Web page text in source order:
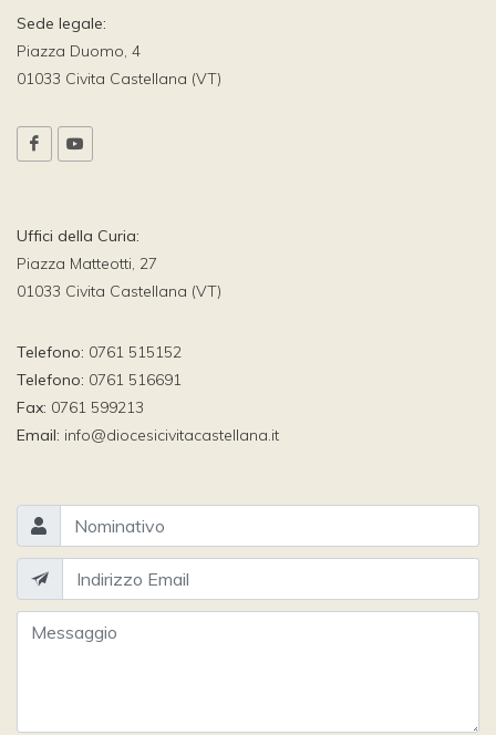
Sede legale:
Piazza Duomo, 4
01033 Civita Castellana (VT)
Uffici della Curia:
Piazza Matteotti, 27
01033 Civita Castellana (VT)
Telefono: 0761 515152
Telefono: 0761 516691
Fax: 0761 599213
Email: info@diocesicivitacastellana.it